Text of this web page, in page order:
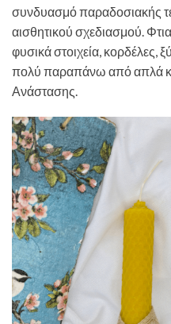
συνδυασμό παραδοσιακής
αισθητικού σχεδιασμού.
φυσικά στοιχεία, κορδέλες,
πολύ παραπάνω από απλά
Ανάστασης.